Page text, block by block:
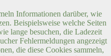
Informationen darüber, wie
Beispielsweise welche Seiten
lange besuchen, die Ladezeit
Fehlermeldungen angezeigt
die diese Cookies sammeln,